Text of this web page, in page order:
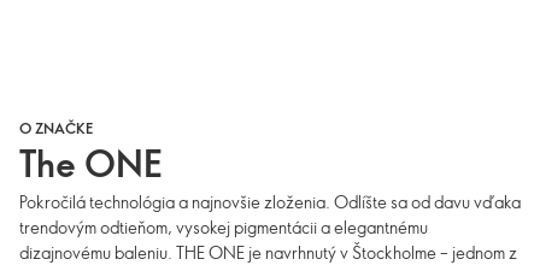
O ZNAČKE
The ONE
Pokročilá technológia a najnovšie zloženia. Odlíšte sa od davu vďaka
trendovým odtieňom, vysokej pigmentácii a elegantnému
dizajnovému baleniu. THE ONE je navrhnutý v Štockholme – jednom z